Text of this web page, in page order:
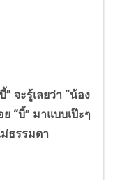
จะรู้เลยว่า “น้อง
“บี้” มาแบบเป๊ะๆ
ม่ธรรมดา